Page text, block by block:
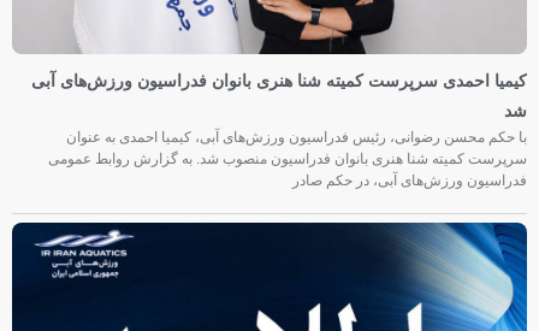
کیمیا احمدی سرپرست کمیته شنا هنری بانوان فدراسیون ورزش‌های آبی
شد
با حکم محسن رضوانی، رئیس فدراسیون ورزش‌های آبی، کیمیا احمدی به عنوان
سرپرست کمیته شنا هنری بانوان فدراسیون منصوب شد. به گزارش روابط عمومی
فدراسیون ورزش‌های آبی، در حکم صادر